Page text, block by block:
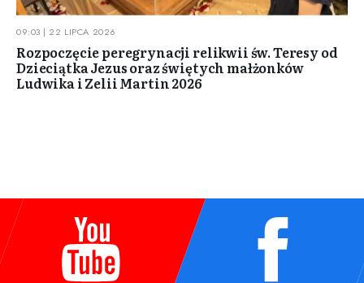
09:03 | 22 LIPCA 2026
Rozpoczęcie peregrynacji relikwii św. Teresy od
Dzieciątka Jezus oraz świętych małżonków
Ludwika i Zelii Martin 2026